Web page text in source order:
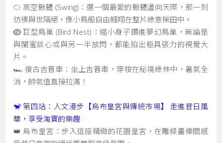
☁️ 高空鞦韆 (Swing)：選一個最愛的鞦韆盪向天際，那一刻
彷彿與世隔絕，像小鳥般自由翱翔在整片綠意梯田中。
🪺 巨型鳥巢 (Bird Nest)：縮小身子鑽進夢幻鳥巢，無論是
與閨蜜談心或與另一半放閃，都能拍出極具張力的視覺大
片。
🏎️ 復古吉普車：坐上吉普車，穿梭在秘境綠林中，暑氣全
消，帥氣值直接拉滿！
🐒 第四站：人文漫步【烏布皇宮與傳統市場】 走進昔日風
華，享受淘寶的樂趣
👑 烏布皇宮：步入這座精緻的花園皇宮，在雕樑畫棟間感